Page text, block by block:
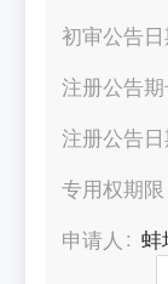
初审公告
注册公告
注册公告
专用权期限
申请人
蚌